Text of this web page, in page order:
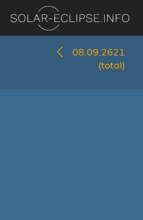
08.09.2621
(total)